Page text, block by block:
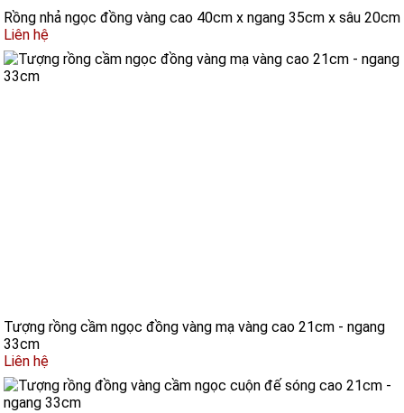
Rồng nhả ngọc đồng vàng cao 40cm x ngang 35cm x sâu 20cm
Liên hệ
Tượng rồng cầm ngọc đồng vàng mạ vàng cao 21cm - ngang
33cm
Liên hệ